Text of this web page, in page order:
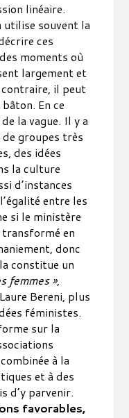
linéaire.
utilise souvent la
ces
moments où
largement et
contraire, il peut
En ce
la vague. Il y a
groupes très
des idées
la culture
d’instances
entre les
si le ministère
en
donc
constitue un
femmes »,
Bereni, plus
féministes.
sur la
à la
et à des
d’y parvenir.
favorables,